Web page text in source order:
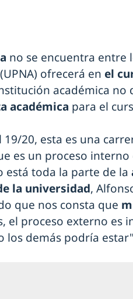
no se encuentra entre
(UPNA) ofrecerá en el
académica no
académica para el
20, esta es una
es un proceso interno
está toda la parte de la
la universidad,
que nos consta que
el proceso externo es
los demás podría